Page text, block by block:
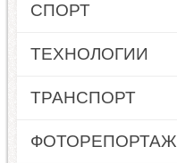
СПОРТ
ТЕХНОЛОГИИ
ТРАНСПОРТ
ФОТОРЕПОРТАЖ